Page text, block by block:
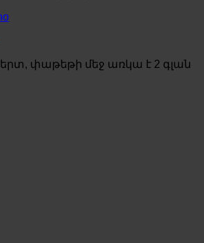
փաթեթի մեջ առկա է 2 գլան